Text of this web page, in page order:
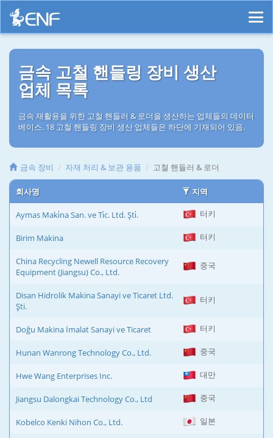
금속 고철 핸들링 장비 생산
업체 목록
금속 재활용을 위한 고철 핸들러 & 로더을 생산하는 업체들의 데이터
베이스. 18 고철 핸들링 장비 생산 업체들은 하단에 기재되어 있음.
금속 장비 자재 처리 & 보관 용품 고철 핸들러 & 로더
회사명 지역
Aymas Maki̇na San. ve Ti̇c. Ltd. Şti̇. 터키
Birim Makina 터키
China Recycling Newell Resource Recovery
Equipment (Jiangsu) Co., Ltd.
중국
Disan Hidrolik Makina Sanayi ve Ticaret Ltd.
Şti.
터키
Doğu Makina İmalat Sanayi ve Ticaret 터키
Hunan Wanrong Technology Co., Ltd. 중국
Hwe Wang Enterprises Inc. 대만
Jiangsu Dalongkai Technology Co., Ltd 중국
Kobelco Kenki Nihon Co., Ltd. 일본